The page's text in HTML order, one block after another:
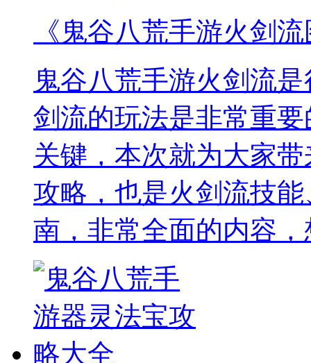
《鬼谷八荒手游火剑
鬼谷八荒手游火剑流
剑流的玩法是非常重
关键，本次就为大家
攻略，也是火剑流技
南，非常全面的内容